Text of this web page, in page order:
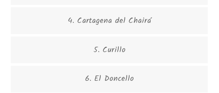
4. Cartagena del Chairá
5. Curillo
6. El Doncello